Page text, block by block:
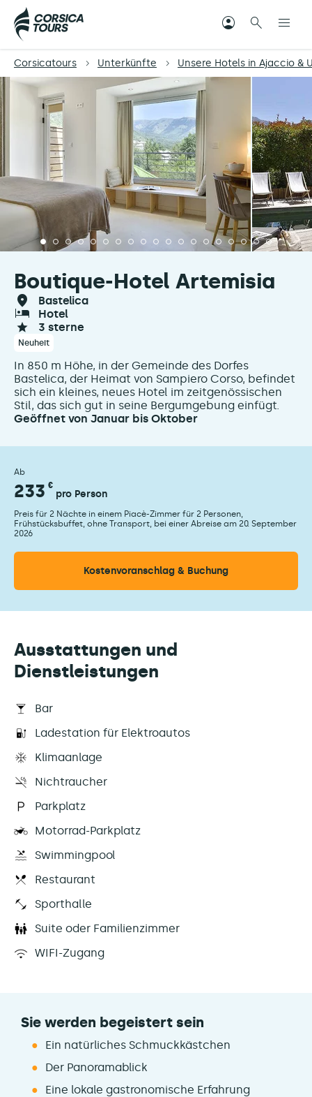
Corsicatours Unterkünfte Unsere Hotels in Ajaccio &
Boutique-Hotel Artemisia
bastelica
hotel
3 sterne
Neuheit
In 850 m Höhe, in der Gemeinde des Dorfes
Bastelica, der Heimat von Sampiero Corso, befindet
sich ein kleines, neues Hotel im zeitgenössischen
Stil, das sich gut in seine Bergumgebung einfügt.
Geöffnet von Januar bis Oktober
Ab
233 €
pro Person
Preis für 2 Nächte in einem Piacè-Zimmer für 2 Personen,
Frühstücksbuffet, ohne Transport, bei einer Abreise am 20. September
2026
Kostenvoranschlag & Buchung
Ausstattungen und
Dienstleistungen
Bar
Ladestation für Elektroautos
Klimaanlage
Nichtraucher
Parkplatz
Motorrad-Parkplatz
Swimmingpool
Restaurant
Sporthalle
Suite oder Familienzimmer
WIFI-Zugang
Sie werden begeistert sein
Ein natürliches Schmuckkästchen
Der Panoramablick
Eine lokale gastronomische Erfahrung